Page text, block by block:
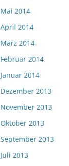
Mai 2014
April 2014
März 2014
Februar 2014
Januar 2014
Dezember 2013
November 2013
Oktober 2013
September 2013
Juli 2013